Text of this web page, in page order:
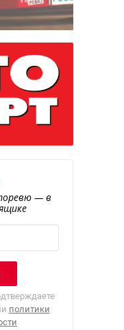
— в
политики